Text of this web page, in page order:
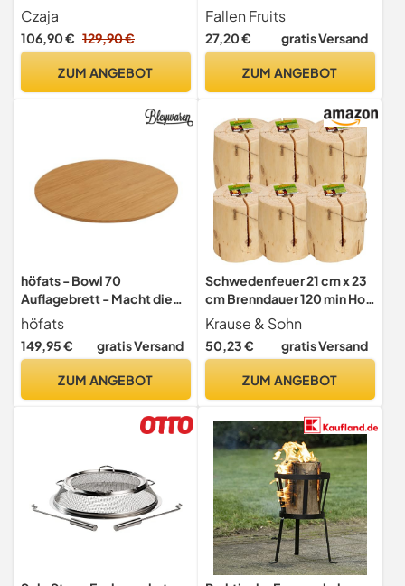
Garten, Terrasse und
Balkon, Feuertonne und
Feuerkorb, große
Czaja
106,90 € 129,90 €
ZUM ANGEBOT
Fallen Fruits
27,20 € gratis Versand
ZUM ANGEBOT
höfats - Bowl 70
Auflagebrett - Macht die
Bowl 70 Feuerschale zum
Beistelltisch - rutschsicher
und wackelfest Dank
Massivholz mit UV-
höfats
149,95 € gratis Versand
ZUM ANGEBOT
Schwedenfeuer 21 cm x 23
cm Brenndauer 120 min Holz
Kamin Feuerschale (6)
Krause & Sohn
50,23 € gratis Versand
ZUM ANGEBOT